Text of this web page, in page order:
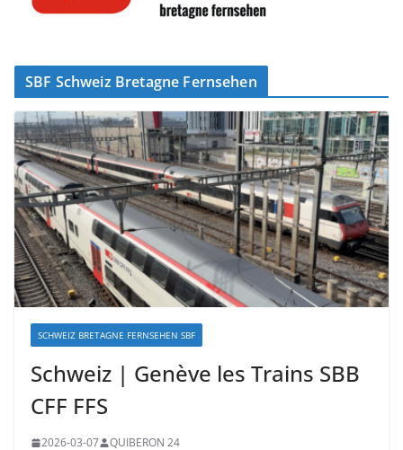
SBF Schweiz Bretagne Fernsehen
SCHWEIZ BRETAGNE FERNSEHEN SBF
Schweiz | Genève les Trains SBB
CFF FFS
2026-03-07 QUIBERON 24